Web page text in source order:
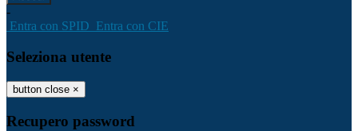
-
Entra con SPID Entra con CIE
Seleziona utente
button close ×
Recupero password